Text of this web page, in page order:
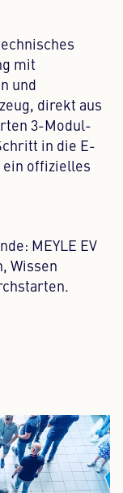
mit
und
direkt aus
3-Modul-
in die E-
ein offizielles
MEYLE EV
Wissen